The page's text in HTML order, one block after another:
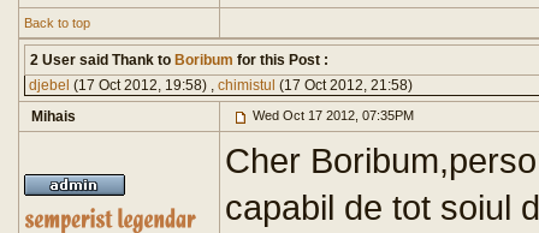
Back to top
2 User said Thank to Boribum for this Post :
djebel (17 Oct 2012, 19:58) , chimistul (17 Oct 2012, 21:58)
Mihais
Wed Oct 17 2012, 07:35PM
Cher
capabil de tot soiul